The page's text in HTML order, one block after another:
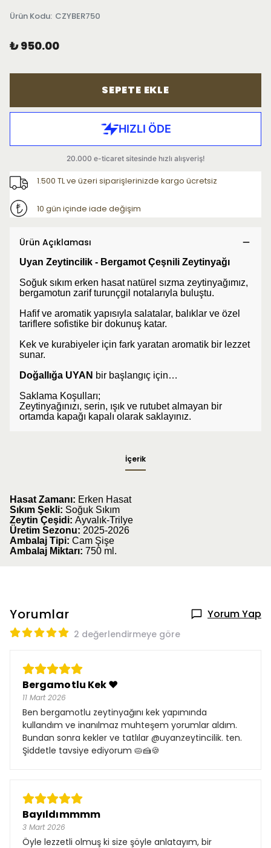
Ürün Kodu: CZYBER750
₺ 950.00
SEPETE EKLE
1.500 TL ve üzeri siparişlerinizde kargo ücretsiz
10 gün içinde iade değişim
Ürün Açıklaması
Uyan Zeytincilik - Bergamot Çeşnili Zeytinyağı
Soğuk sıkım erken hasat natürel sızma zeytinyağımız,
bergamotun zarif turunçgil notalarıyla buluştu.
Hafif ve aromatik yapısıyla salatalar, balıklar ve özel
tariflere sofistike bir dokunuş katar.
Kek ve kurabiyeler için fark yaratan aromatik bir lezzet
sunar.
Doğallığa UYAN bir başlangıç için…
Saklama Koşulları;
Zeytinyağınızı, serin, ışık ve rutubet almayan bir
ortamda kapağı kapalı olarak saklayınız.
İçerik
Hasat Zamanı: Erken Hasat
Sıkım Şekli: Soğuk Sıkım
Zeytin Çeşidi: Ayvalık-Trilye
Üretim Sezonu: 2025-2026
Ambalaj Tipi: Cam Şişe
Ambalaj Miktarı: 750 ml.
Yorumlar Yorum Yap
2 değerlendirmeye göre
Bergamotlu Kek ❤
11 Mart 2026
Ben bergamotlu zeytinyağını kek yapımında
kullandım ve inanılmaz muhteşem yorumlar aldım.
Bundan sonra kekler ve tatlılar @uyanzeytincilik. ten.
Şiddetle tavsiye ediyorum 🥧🍰🍪
Bayıldımmmm
3 Mart 2026
Öyle lezzetli olmuş ki size şöyle anlatayım, bir